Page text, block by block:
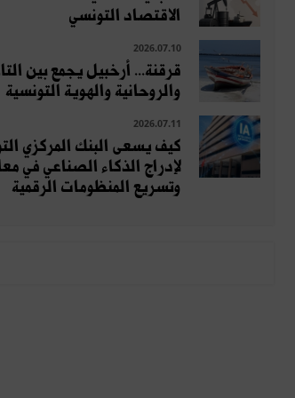
الاقتصاد التونسي
2026.07.10
قرقنة... أرخبيل يجمع بين
والروحانية والهوية التونسية
2026.07.11
كيف يسعى البنك المركزي
لإدراج الذكاء الصناعي في
وتسريع المنظومات الرقمية